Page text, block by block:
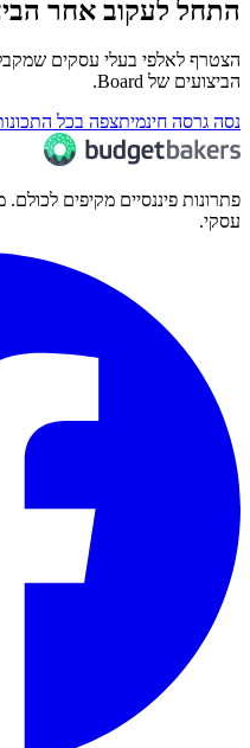
התחל לעקוב אחר
הצטרף לאלפי בעלי עסקים
הביצועים של Board.
נסה גרסה חינמיתצפה בכל
פתרונות פיננסיים מקיפים לכולם.
עסקי.